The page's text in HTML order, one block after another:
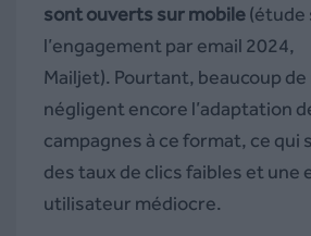
sont ouverts sur mobile(étude
l’engagement par email 2024,
Mailjet). Pourtant, beaucoup
négligent encore l’adaptation
campagnes à ce format, ce qui
des taux de clics faibles et une
utilisateur médiocre.